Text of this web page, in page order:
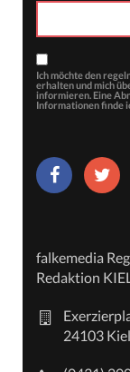
Ich möchte den
erhalten und mich
informieren. Eine
Informationen finde
falkemedia
Redaktion
24103 Kiel